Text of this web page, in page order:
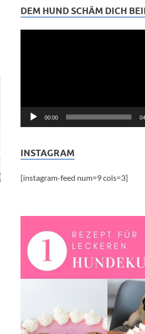
DEM HUND SCHÄM DICH
00:00
INSTAGRAM
[instagram-feed num=9 cols=3]